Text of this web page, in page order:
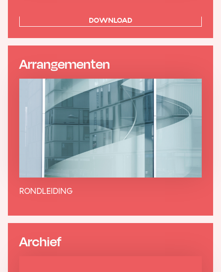
DOWNLOAD
Arrangementen
RONDLEIDING
Archief